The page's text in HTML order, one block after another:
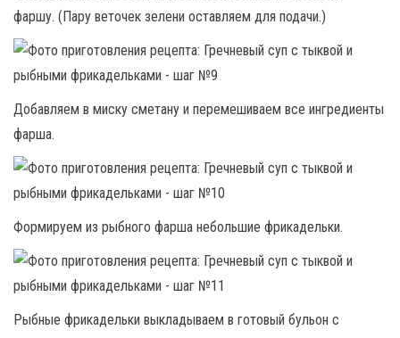
фаршу. (Пару веточек зелени оставляем для подачи.)
Добавляем в миску сметану и перемешиваем все ингредиенты
фарша.
Формируем из рыбного фарша небольшие фрикадельки.
Рыбные фрикадельки выкладываем в готовый бульон с